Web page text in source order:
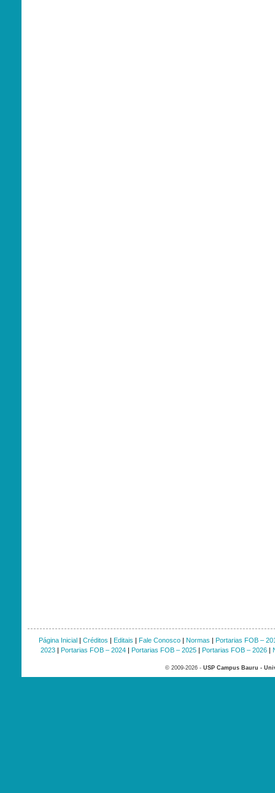
Página Inicial| Créditos | Editais | Fale Conosco| Normas | Portarias FOB –
2023| Portarias FOB – 2024| Portarias FOB – 2025| Portarias FOB – 2026|
© 2009-2026 - USP Campus Bauru -